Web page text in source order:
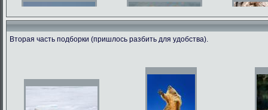
Вторая часть подборки (пришлось разбить для удобства).